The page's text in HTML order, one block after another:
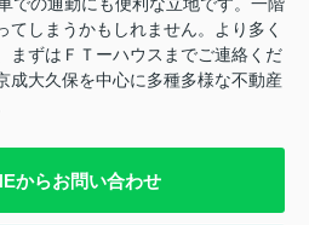
での通勤にも便利な立地です。一階
てしまうかもしれません。より多く
まずはＦＴーハウスまでご連絡くだ
成大久保を中心に多種多様な不動産
からお問い合わせ